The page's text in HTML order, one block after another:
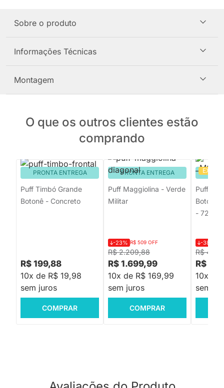
Sobre o produto
Informações Técnicas
Montagem
O que os outros clientes estão
comprando
PRONTA ENTREGA
Puff Timbó Grande
Botonê - Concreto
R$ 199,88
10x de R$ 19,98
sem juros
COMPRAR
PRONTA ENTREGA
Puff Maggiolina - Verde
Militar
R$ 2.209,88
-23% R$ 509 OFF
R$ 1.699,99
10x de R$ 169,99
sem juros
COMPRAR
Puff
Botonê
-
R$
-38%
R$
10x de
sem